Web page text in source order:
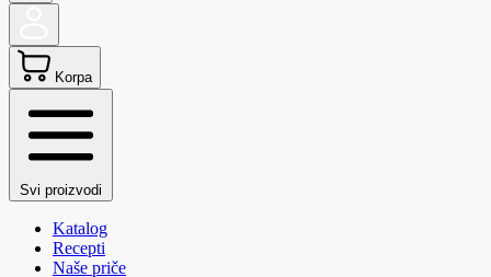
Korpa
Svi proizvodi
Katalog
Recepti
Naše priče